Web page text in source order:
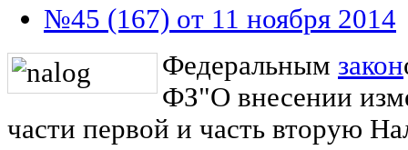
№45 (167) от 11 ноября 2014
Федеральным закон
ФЗ"О внесении
части первой и часть вторую